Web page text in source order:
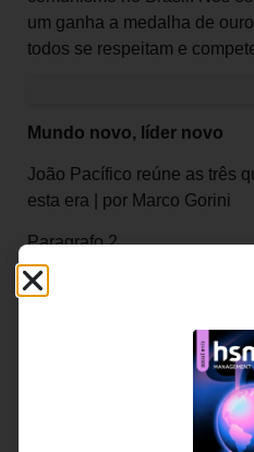
um ganha a medalha de
todos se respeitam e
Mundo novo, líder novo
João Pacífico reúne as três
esta era | por Marco Gorini
Paragrafo 2
Fiz minha primeira parceria
social do Brasil. A cliente
que cria soluções para o
reformar suas residências –
milhões de pessoas vivendo
País. Uniam-se a